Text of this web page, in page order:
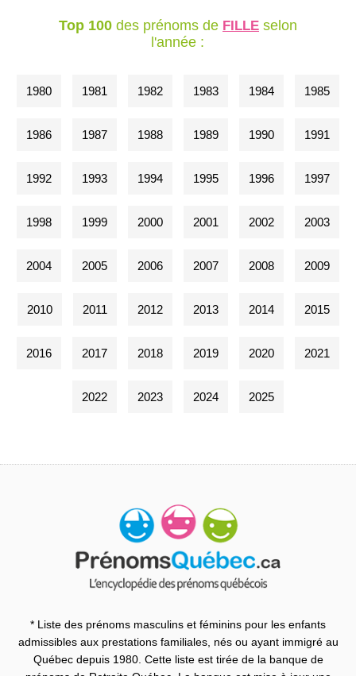
Top 100des prénoms de FILLEselon
l'année :
1980 1981 1982 1983 1984 1985
1986 1987 1988 1989 1990 1991
1992 1993 1994 1995 1996 1997
1998 1999 2000 2001 2002 2003
2004 2005 2006 2007 2008 2009
2010 2011 2012 2013 2014 2015
2016 2017 2018 2019 2020 2021
2022 2023 2024 2025
* Liste des prénoms masculins et féminins pour les enfants
admissibles aux prestations familiales, nés ou ayant immigré au
Québec depuis 1980. Cette liste est tirée de la banque de